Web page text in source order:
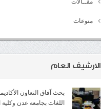
مقــالات
منوعات
الارشيف العام
بحث آفاق التعاون
اللغات بجامعة عدن وكلية